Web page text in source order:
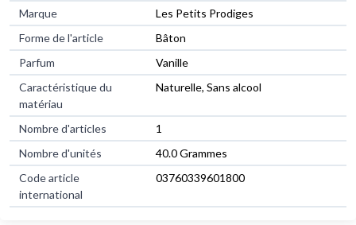
Marque
Les Petits Prodiges
Forme de l'article
Bâton
Parfum
Vanille
Caractéristique du
matériau
Naturelle, Sans alcool
Nombre d'articles
1
Nombre d'unités
40.0 Grammes
Code article
international
03760339601800